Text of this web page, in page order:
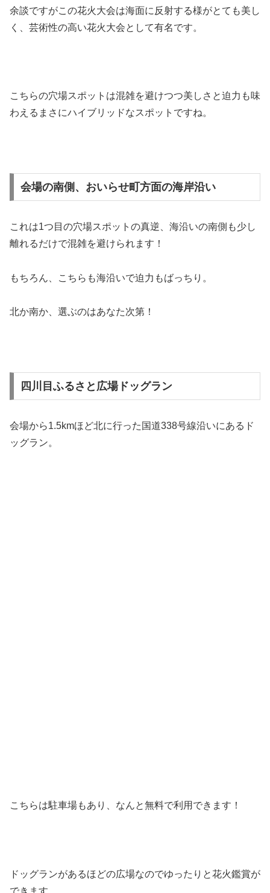
余談ですがこの花火大会は海面に反射する様がとても美し
く、芸術性の高い花火大会として有名です。
こちらの穴場スポットは混雑を避けつつ美しさと迫力も味
わえるまさにハイブリッドなスポットですね。
会場の南側、おいらせ町方面の海岸沿い
これは1つ目の穴場スポットの真逆、海沿いの南側も少し
離れるだけで混雑を避けられます！
もちろん、こちらも海沿いで迫力もばっちり。
北か南か、選ぶのはあなた次第！
四川目ふるさと広場ドッグラン
会場から1.5kmほど北に行った国道338号線沿いにあるド
ッグラン。
こちらは駐車場もあり、なんと無料で利用できます！
ドッグランがあるほどの広場なのでゆったりと花火鑑賞が
できます。